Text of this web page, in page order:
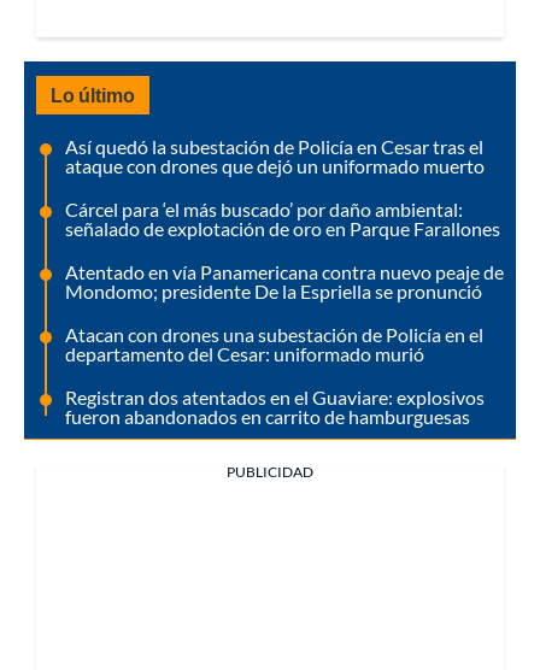
Lo último
Así quedó la subestación de Policía en Cesar tras el
ataque con drones que dejó un uniformado muerto
Cárcel para ‘el más buscado’ por daño ambiental:
señalado de explotación de oro en Parque Farallones
Atentado en vía Panamericana contra nuevo peaje de
Mondomo; presidente De la Espriella se pronunció
Atacan con drones una subestación de Policía en el
departamento del Cesar: uniformado murió
Registran dos atentados en el Guaviare: explosivos
fueron abandonados en carrito de hamburguesas
PUBLICIDAD